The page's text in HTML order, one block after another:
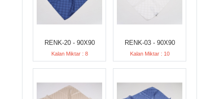
RENK-20 - 90X90
Kalan Miktar : 8
RENK-03 - 90X90
Kalan Miktar : 10